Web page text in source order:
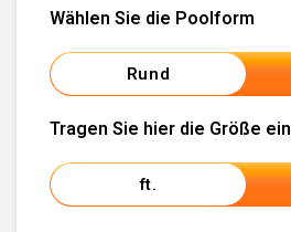
Wählen Sie die Poolform
Rund
Rund
Tragen Sie hier die Größe ein
ft.
ft.